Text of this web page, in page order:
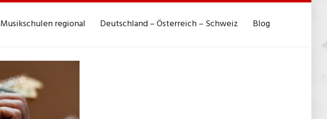
Musikschulen regional Deutschland – Österreich – Schweiz Blog